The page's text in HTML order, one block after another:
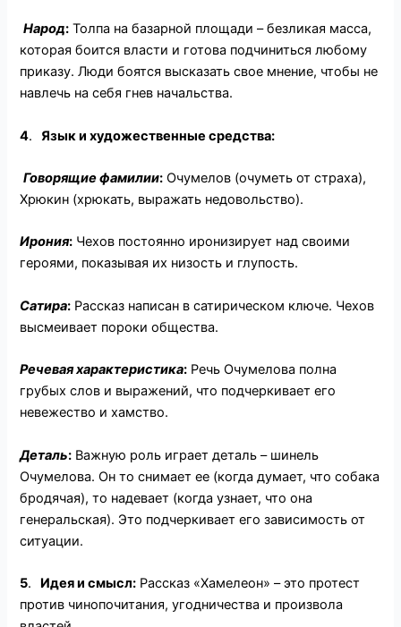
Народ: Толпа на базарной площади – безликая масса,
которая боится власти и готова подчиниться любому
приказу. Люди боятся высказать свое мнение, чтобы не
навлечь на себя гнев начальства.
4. Язык и художественные средства:
Говорящие фамилии: Очумелов (очуметь от страха),
Хрюкин (хрюкать, выражать недовольство).
Ирония: Чехов постоянно иронизирует над своими
героями, показывая их низость и глупость.
Сатира: Рассказ написан в сатирическом ключе. Чехов
высмеивает пороки общества.
Речевая характеристика: Речь Очумелова полна
грубых слов и выражений, что подчеркивает его
невежество и хамство.
Деталь: Важную роль играет деталь – шинель
Очумелова. Он то снимает ее (когда думает, что собака
бродячая), то надевает (когда узнает, что она
генеральская). Это подчеркивает его зависимость от
ситуации.
5. Идея и смысл: Рассказ «Хамелеон» – это протест
против чинопочитания, угодничества и произвола